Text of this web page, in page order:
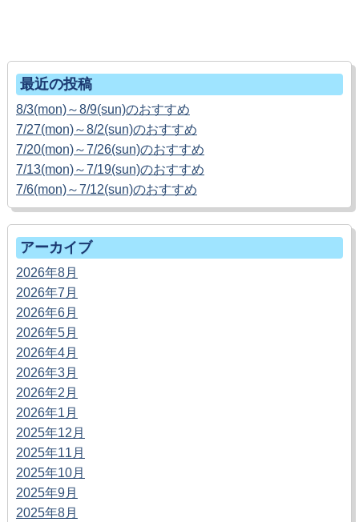
最近の投稿
8/3(mon)～8/9(sun)のおすすめ
7/27(mon)～8/2(sun)のおすすめ
7/20(mon)～7/26(sun)のおすすめ
7/13(mon)～7/19(sun)のおすすめ
7/6(mon)～7/12(sun)のおすすめ
アーカイブ
2026年8月
2026年7月
2026年6月
2026年5月
2026年4月
2026年3月
2026年2月
2026年1月
2025年12月
2025年11月
2025年10月
2025年9月
2025年8月